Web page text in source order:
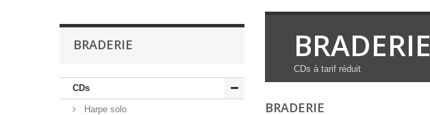
BRADERIE
CDs
Harpe solo
BRADERIE
CDs à tarif réduit
BRADERIE